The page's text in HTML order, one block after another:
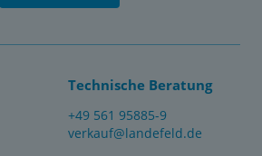
Technische Beratung
+49 561 95885-9
verkauf@landefeld.de